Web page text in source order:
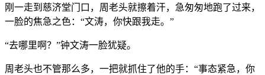
刚一走到慈济堂门口，周老头就擦着汗，急匆匆地跑了过来，
一脸的焦急之色：“文涛，你快跟我走。”
“去哪里啊？”钟文涛一脸犹疑。
周老头也不管那么多，一把就抓住了他的手：“事态紧急，你